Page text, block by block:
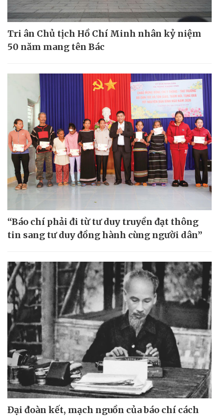
Tri ân Chủ tịch Hồ Chí Minh nhân kỷ niệm
50 năm mang tên Bác
“Báo chí phải đi từ tư duy truyền đạt thông
tin sang tư duy đồng hành cùng người dân”
Đại đoàn kết, mạch nguồn của báo chí cách